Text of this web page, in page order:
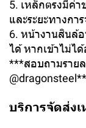
5. เหล็กตรงมีค่
และระยะทางกา
6. หน้างานสินล้อ
ได้ หากเข้าไม่ไ
***สอบถามรายล
บริการจัดส่ง